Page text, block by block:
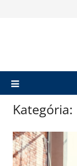
Kategória: